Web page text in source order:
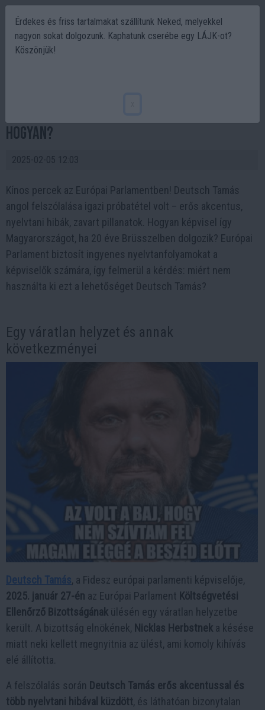
hogyan?
2025-02-05 12:03
Kínos percek az Európai Parlamentben! Deutsch Tamás
angol felszólalása igazi próbatétel volt – erős akcentus,
nyelvtani hibák, zavart pillanatok. Hogyan képvisel így
Magyarországot, ha 20 éve Brüsszelben dolgozik? Európai
Parlament biztosít ingyenes nyelvtanfolyamokat a
képviselők számára, így felmerül a kérdés: miért nem
használta ki ezt a lehetőséget Deutsch Tamás?
Egy váratlan helyzet és annak
következményei
Deutsch Tamás, a Fidesz európai parlamenti képviselője,
2025. január 27-én az Európai Parlament Költségvetési
Ellenőrző Bizottságának ülésén egy váratlan helyzetbe
került. A bizottság elnökének, Nicklas Herbstnek a késése
miatt neki kellett megnyitnia az ülést, ami komoly kihívás
elé állította.
A felszólalás során Deutsch Tamás erős akcentussal és
több nyelvtani hibával küzdött, és láthatóan bizonytalan
Érdekes és friss tartalmakat szállítunk Neked, melyekkel
nagyon sokat dolgozunk. Kaphatunk cserébe egy LÁJK-ot?
Köszönjük!